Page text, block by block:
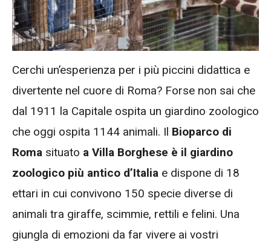
Cerchi un’esperienza per i più piccini didattica e
divertente nel cuore di Roma? Forse non sai che
dal 1911 la Capitale ospita un giardino zoologico
che oggi ospita 1144 animali. Il Bioparco di
Roma situato a Villa Borghese è il giardino
zoologico più antico d’Italia e dispone di 18
ettari in cui convivono 150 specie diverse di
animali tra giraffe, scimmie, rettili e felini. Una
giungla di emozioni da far vivere ai vostri